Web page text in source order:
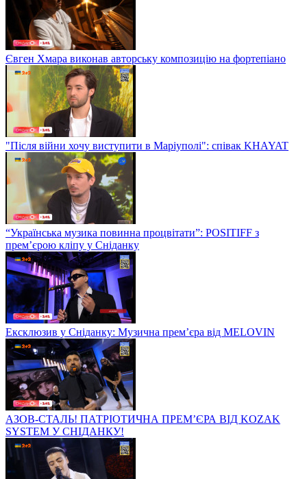
Євген Хмара виконав авторську композицію на фортепіано
"Після війни хочу виступити в Маріуполі": співак KHAYAT
“Українська музика повинна процвітати”: POSITIFF з
прем’єрою кліпу у Сніданку
Ексклюзив у Сніданку: Музична прем’єра від MELOVIN
АЗОВ-СТАЛЬ! ПАТРІОТИЧНА ПРЕМ’ЄРА ВІД KOZAK
SYSTEM У СНІДАНКУ!